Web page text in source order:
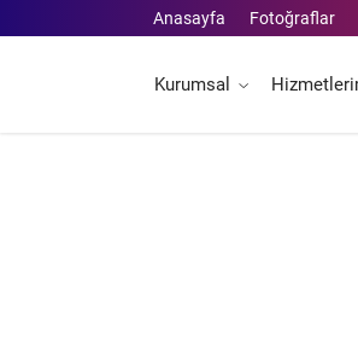
Anasayfa Fotoğraflar
Kurumsal